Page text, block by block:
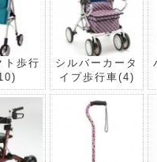
ト歩行
シルバーカータ
イプ歩行車(4)